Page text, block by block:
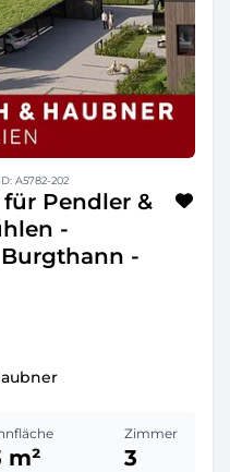
A5782-202
Pendler &
-
-
m²
Zimmer
3